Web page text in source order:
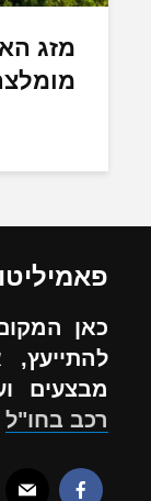
מזג
כאן
להתייעץ,
מבצעים
רכב בחו"ל